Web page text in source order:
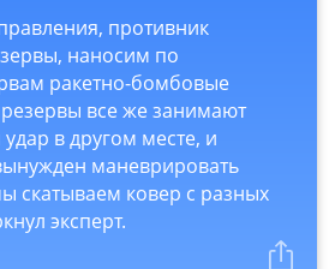
противник
наносим по
ракетно-бомбовые
резервы все же занимают
в другом месте, и
маневрировать
скатываем ковер с разных
эксперт.